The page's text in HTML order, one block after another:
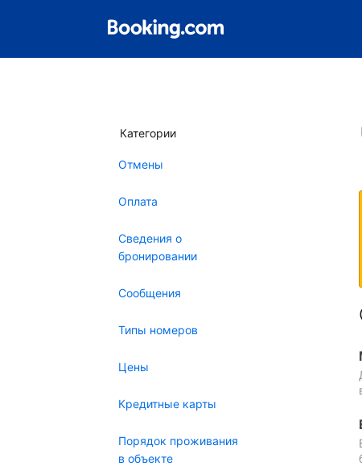
Категории
Отмены
Оплата
Сведения о
бронировании
Сообщения
Типы номеров
Цены
Кредитные карты
Порядок проживания
в объекте